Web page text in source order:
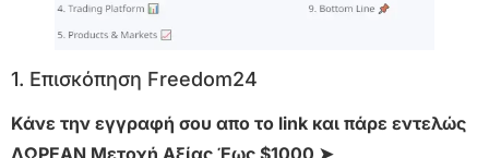
1. Επισκόπηση Freedom24
Κάνε την εγγραφή σου απο το link και πάρε εντελώς
ΔΩΡΕΑΝ Μετοχή Αξίας Έως $1000 ➤